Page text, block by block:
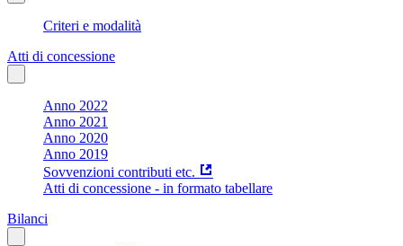
Criteri e modalità
Atti di concessione
Anno 2022
Anno 2021
Anno 2020
Anno 2019
Sovvenzioni contributi etc.
Atti di concessione - in formato tabellare
Bilanci